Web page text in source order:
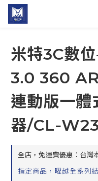
米特3C數
3.0 360
連動版一體
器/CL-
全店，免運費優惠：台灣
指定商品，曜越全系列